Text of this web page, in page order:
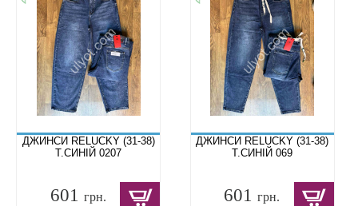
ДЖИНСИ RELUCKY (31-38)
Т.СИНІЙ 0207
601 грн.
ДЖИНСИ RELUCKY (31-38)
Т.СИНІЙ 069
601грн.